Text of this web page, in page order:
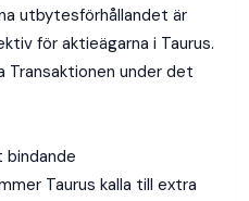
utbytesförhållandet är
för aktieägarna i Taurus.
under det
Taurus kalla till extra